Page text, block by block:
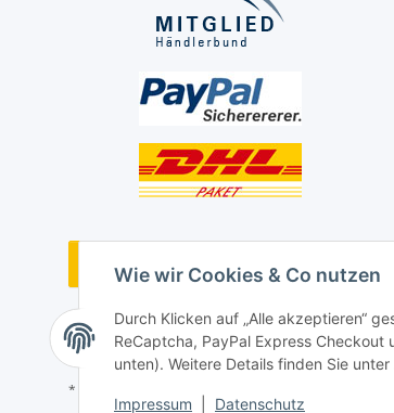
Wie wir Cookies & Co nutzen
Durch Klicken auf „Alle akzeptieren“
ReCaptcha, PayPal Express
unten). Weitere Details finden Sie unter
Impressum Datenschutz
Vertrag widerrufen
* Alle Preise inkl. gesetzlicher USt., ** siehe